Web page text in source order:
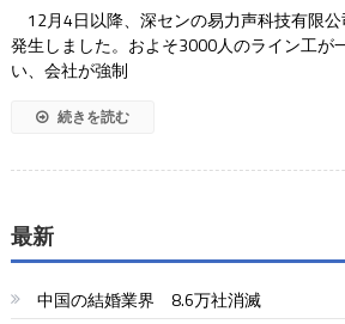
12月4日以降、深センの易力声科技有限
発生しました。およそ3000人のライン工が
い、会社が強制
続きを読む
最新
中国の結婚業界 8.6万社消滅